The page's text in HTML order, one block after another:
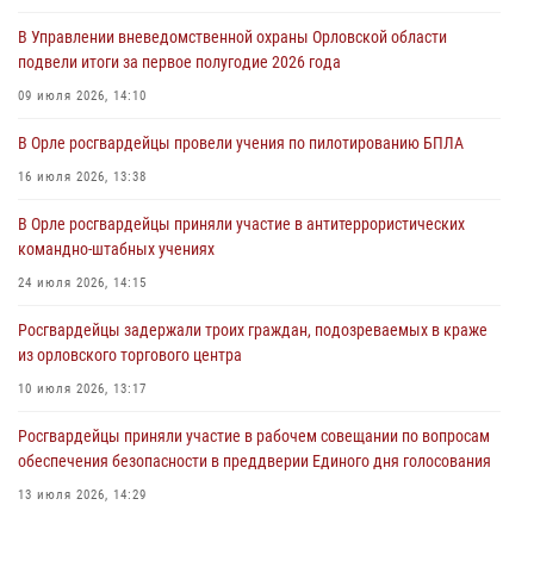
совершении противоправных действий
04 августа 2026, 14:21
04 августа 2026, 14:06
предоставлении госуслуг
03 августа 2026, 14:30
В Управлении вневедомственной охраны Орловской области
подвели итоги за первое полугодие 2026 года
09 июля 2026, 14:10
В Орле росгвардейцы провели учения по пилотированию БПЛА
16 июля 2026, 13:38
В Орле росгвардейцы приняли участие в антитеррористических
командно-штабных учениях
24 июля 2026, 14:15
Росгвардейцы задержали троих граждан, подозреваемых в краже
из орловского торгового центра
10 июля 2026, 13:17
Росгвардейцы приняли участие в рабочем совещании по вопросам
обеспечения безопасности в преддверии Единого дня голосования
13 июля 2026, 14:29